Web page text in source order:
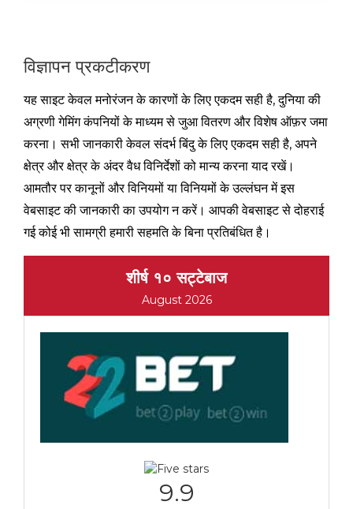
विज्ञापन प्रकटीकरण
यह साइट केवल मनोरंजन के कारणों के लिए एकदम सही है, दुनिया की
अग्रणी गेमिंग कंपनियों के माध्यम से जुआ वितरण और विशेष ऑफ़र जमा
करना। सभी जानकारी केवल संदर्भ बिंदु के लिए एकदम सही है, अपने
क्षेत्र और क्षेत्र के अंदर वैध विनिर्देशों को मान्य करना याद रखें।
आमतौर पर कानूनों और विनियमों या विनियमों के उल्लंघन में इस
वेबसाइट की जानकारी का उपयोग न करें। आपकी वेबसाइट से दोहराई
गई कोई भी सामग्री हमारी सहमति के बिना प्रतिबंधित है।
शीर्ष १० सट्टेबाज
August 2026
9.9